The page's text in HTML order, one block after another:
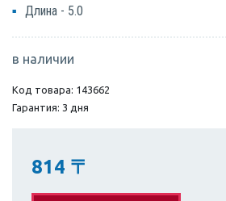
Длина - 5.0
в наличии
Код товара: 143662
Гарантия: 3 дня
814 〒